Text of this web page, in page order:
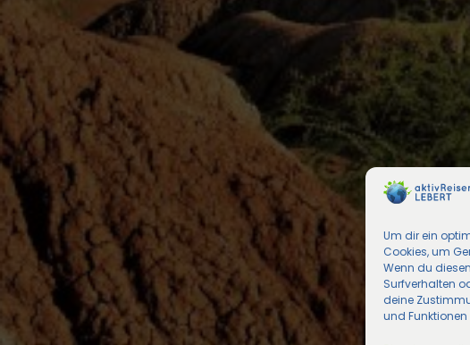
Um dir ein
Cookies, um
Wenn du
Surfverhalten
deine
und